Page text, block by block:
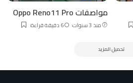
مواصفات Oppo Reno11 Pro
منذ 3 سنوات 6 دقيقة قراءة
تحميل المزيد